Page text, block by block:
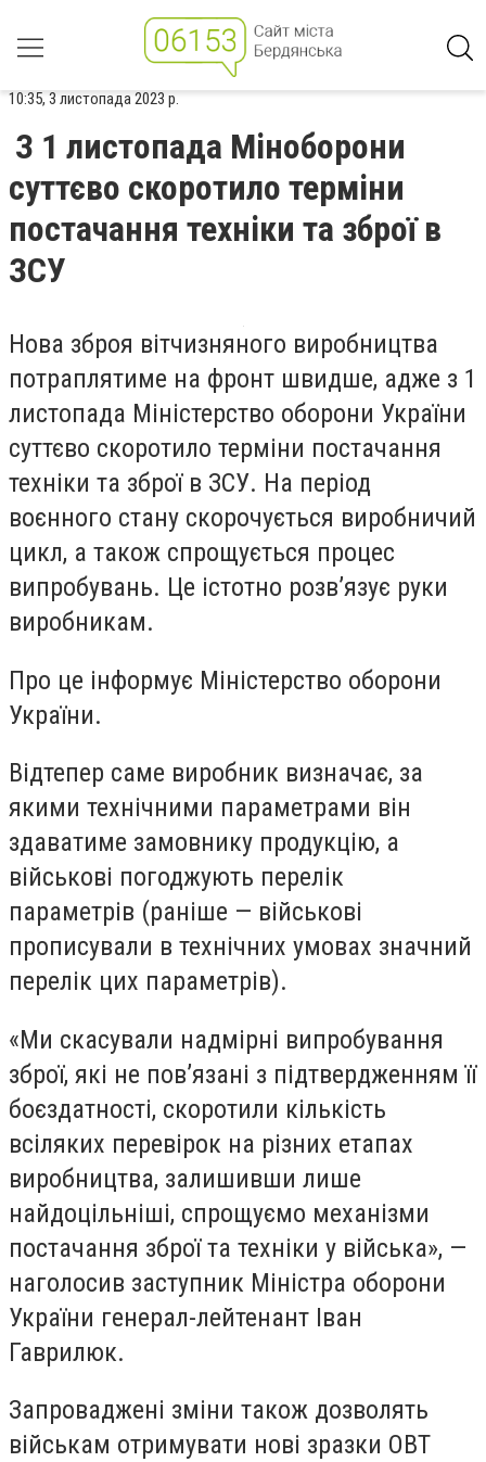
10:35, 3 листопада 2023 р.
З 1 листопада Міноборони
суттєво скоротило терміни
постачання техніки та зброї в
ЗСУ
Нова зброя вітчизняного виробництва
потраплятиме на фронт швидше, адже з 1
листопада Міністерство оборони України
суттєво скоротило терміни постачання
техніки та зброї в ЗСУ. На період
воєнного стану скорочується виробничий
цикл, а також спрощується процес
випробувань. Це істотно розв’язує руки
виробникам.
Про це інформує Міністерство оборони
України.
Відтепер саме виробник визначає, за
якими технічними параметрами він
здаватиме замовнику продукцію, а
військові погоджують перелік
параметрів (раніше — військові
прописували в технічних умовах значний
перелік цих параметрів).
«Ми скасували надмірні випробування
зброї, які не пов’язані з підтвердженням її
боєздатності, скоротили кількість
всіляких перевірок на різних етапах
виробництва, залишивши лише
найдоцільніші, спрощуємо механізми
постачання зброї та техніки у війська», —
наголосив заступник Міністра оборони
України генерал-лейтенант Іван
Гаврилюк.
Запроваджені зміни також дозволять
військам отримувати нові зразки ОВТ